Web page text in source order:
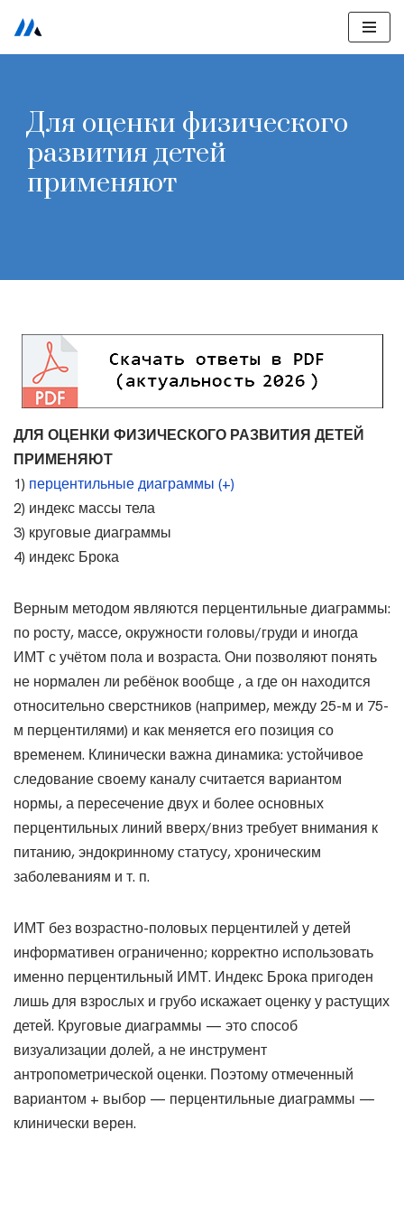
Перейти
Для оценки физического
развития детей
применяют
ДЛЯ ОЦЕНКИ ФИЗИЧЕСКОГО РАЗВИТИЯ ДЕТЕЙ
ПРИМЕНЯЮТ
1) перцентильные диаграммы (+)
2) индекс массы тела
3) круговые диаграммы
4) индекс Брока
Верным методом являются перцентильные диаграммы:
по росту, массе, окружности головы/груди и иногда
ИМТ с учётом пола и возраста. Они позволяют понять
не нормален ли ребёнок вообще , а где он находится
относительно сверстников (например, между 25-м и 75-
м перцентилями) и как меняется его позиция со
временем. Клинически важна динамика: устойчивое
следование своему каналу считается вариантом
нормы, а пересечение двух и более основных
перцентильных линий вверх/вниз требует внимания к
питанию, эндокринному статусу, хроническим
заболеваниям и т. п.
ИМТ без возрастно-половых перцентилей у детей
информативен ограниченно; корректно использовать
именно перцентильный ИМТ. Индекс Брока пригоден
лишь для взрослых и грубо искажает оценку у растущих
детей. Круговые диаграммы — это способ
визуализации долей, а не инструмент
антропометрической оценки. Поэтому отмеченный
вариантом + выбор — перцентильные диаграммы —
клинически верен.